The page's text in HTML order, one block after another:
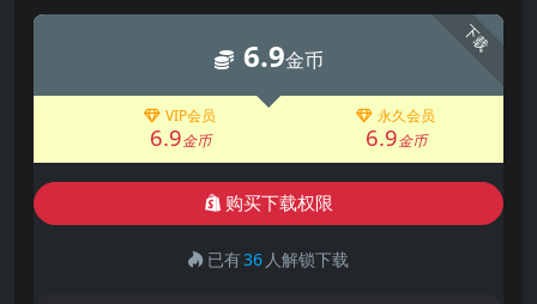
下载
6.9金币
VIP会员
6.9金币
永久会员
6.9金币
购买下载权限
已有36 人解锁下载